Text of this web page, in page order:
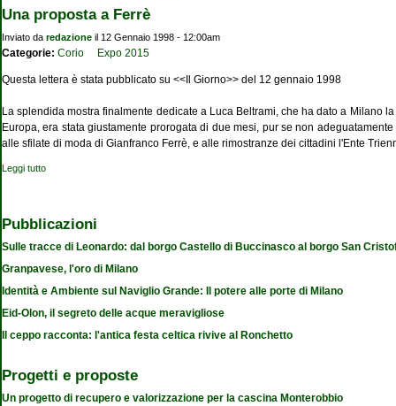
Una proposta a Ferrè
Inviato da redazione il 12 Gennaio 1998 - 12:00am
Categorie: Corio Expo 2015
Questa lettera è stata pubblicato su <<Il Giorno>> del 12 gennaio 1998
La splendida mostra finalmente dedicate a Luca Beltrami, che ha dato a Milano
Europa, era stata giustamente prorogata di due mesi, pur se non
alle sfilate di moda di Gianfranco Ferrè, e alle rimostranze dei cittadini l'Ente
Leggi tutto
Pubblicazioni
Sulle tracce di Leonardo: dal borgo Castello di Buccinasco al borgo San
Granpavese, l'oro di Milano
Identità e Ambiente sul Naviglio Grande: Il potere alle porte di Milano
Eid-Olon, il segreto delle acque meravigliose
Il ceppo racconta: l'antica festa celtica rivive al Ronchetto
Progetti e proposte
Un progetto di recupero e valorizzazione per la cascina Monterobbio